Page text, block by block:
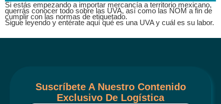
Si estás empezando a importar mercancía a territorio mexicano,
querrás conocer todo sobre las UVA, así como las NOM a fin de
cumplir con las normas de etiquetado.
Sigue leyendo y entérate aquí qué es una UVA y cuál es su labor.
Suscríbete A Nuestro Contenido
Exclusivo De Logística